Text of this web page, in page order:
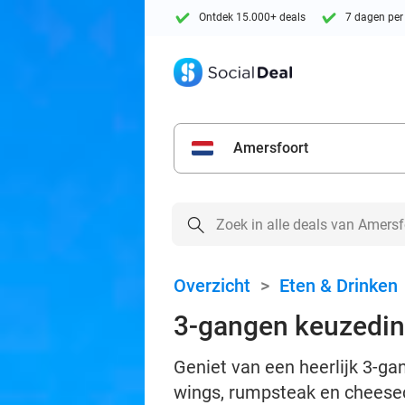
Ontdek 15.000+ deals 7 dagen
Amersfoort
Overzicht > Eten & Drinken
3-gangen
Geniet van een heerlijk 3-
wings, rumpsteak en